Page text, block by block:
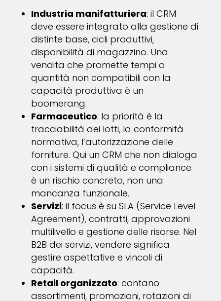
Industria manifatturiera: il CRM
deve essere integrato alla gestione di
distinte base, cicli produttivi,
disponibilità di magazzino. Una
vendita che promette tempi o
quantità non compatibili con la
capacità produttiva è un
boomerang.
Farmaceutico: la priorità è la
tracciabilità dei lotti, la conformità
normativa, l’autorizzazione delle
forniture. Qui un CRM che non dialoga
con i sistemi di qualità e compliance
è un rischio concreto, non una
mancanza funzionale.
Servizi: il focus è su SLA (Service Level
Agreement), contratti, approvazioni
multilivello e gestione delle risorse. Nel
B2B dei servizi, vendere significa
gestire aspettative e vincoli di
capacità.
Retail organizzato: contano
assortimenti, promozioni, rotazioni di